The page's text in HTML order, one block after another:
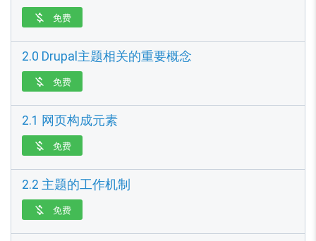
 免费
2.0 Drupal主题相关的重要概念
 免费
2.1 网页构成元素
 免费
2.2 主题的工作机制
 免费